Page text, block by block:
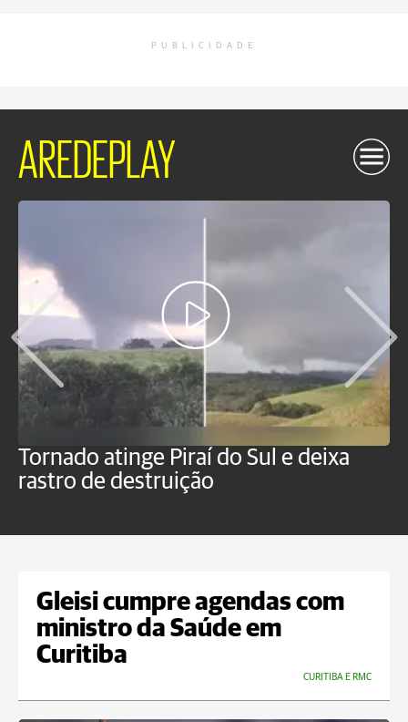
PUBLICIDADE
AREDEPLAY
Tornado atinge Piraí do Sul e deixa
rastro de destruição
Gleisi cumpre agendas com
ministro da Saúde em
Curitiba
CURITIBA E RMC